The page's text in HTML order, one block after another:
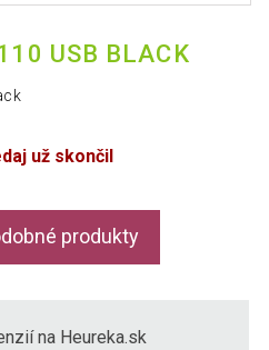
USB BLACK
už skončil
produkty
na Heureka.sk